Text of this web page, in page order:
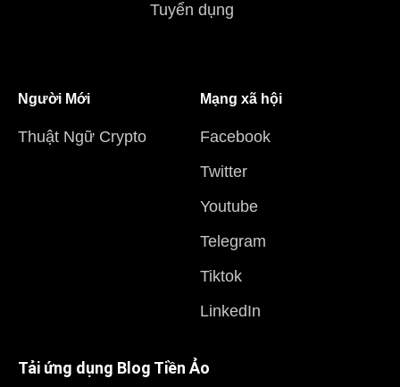
Tuyển dụng
Người Mới
Thuật Ngữ Crypto
Mạng xã hội
Facebook
Twitter
Youtube
Telegram
Tiktok
LinkedIn
Tải ứng dụng Blog Tiền Ảo